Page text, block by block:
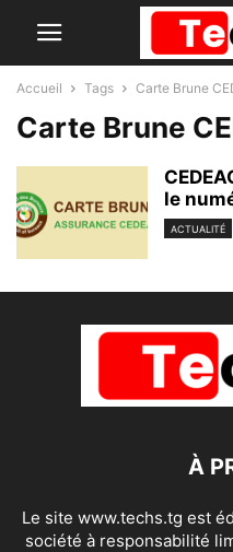
Accueil Tags Carte Brune
Carte Brune
le
ACTUALITÉ
À
Le site www.techs.tg est
société à responsabilité